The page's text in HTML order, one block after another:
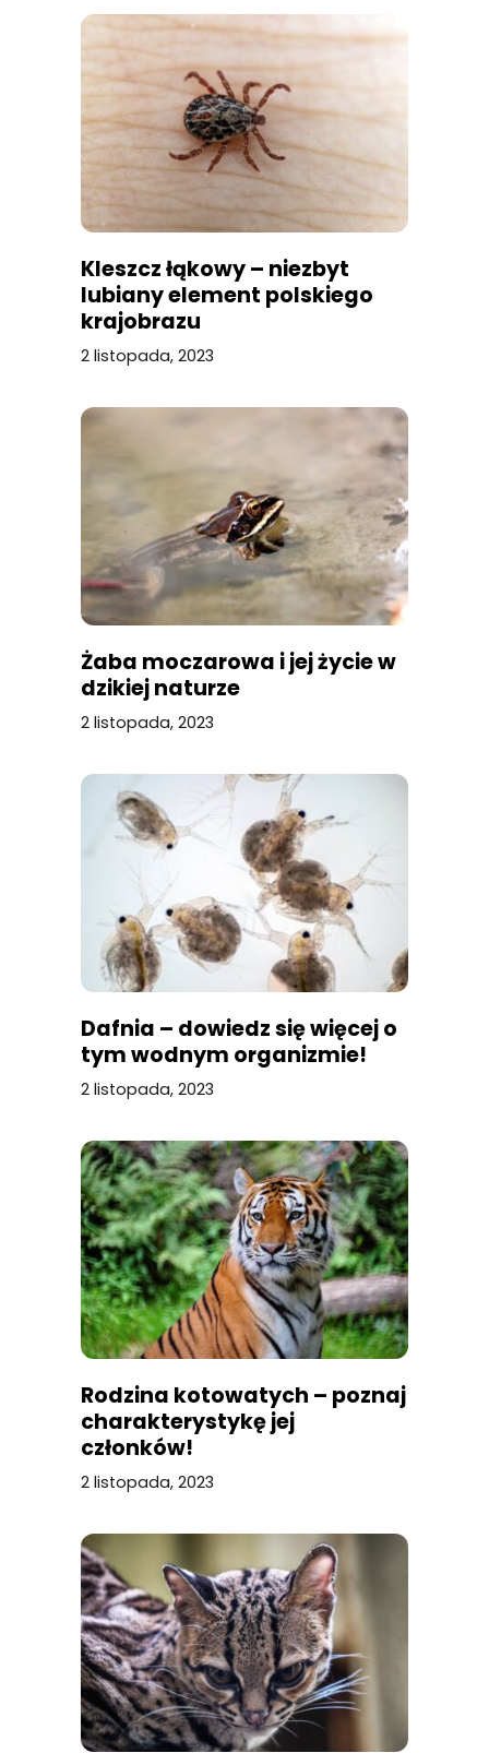
Kleszcz łąkowy – niezbyt
lubiany element polskiego
krajobrazu
2 listopada, 2023
Żaba moczarowa i jej życie w
dzikiej naturze
2 listopada, 2023
Dafnia – dowiedz się więcej o
tym wodnym organizmie!
2 listopada, 2023
Rodzina kotowatych – poznaj
charakterystykę jej
członków!
2 listopada, 2023